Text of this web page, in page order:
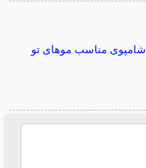
شامپوی مناسب موهای تو